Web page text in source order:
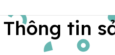
Thông tin